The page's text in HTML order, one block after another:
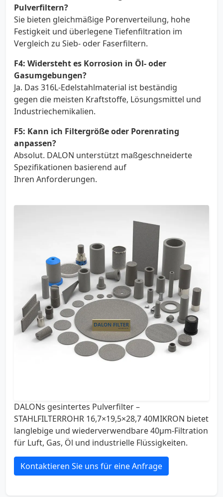
Pulverfiltern?
Sie bieten gleichmäßige Porenverteilung, hohe
Festigkeit und überlegene Tiefenfiltration im
Vergleich zu Sieb- oder Faserfiltern.
F4: Widersteht es Korrosion in Öl- oder
Gasumgebungen?
Ja. Das 316L-Edelstahlmaterial ist beständig
gegen die meisten Kraftstoffe, Lösungsmittel und
Industriechemikalien.
F5: Kann ich Filtergröße oder Porenrating
anpassen?
Absolut. DALON unterstützt maßgeschneiderte
Spezifikationen basierend auf
Ihren Anforderungen.
DALONs gesintertes Pulverfilter –
STAHLFILTERROHR 16,7×19,5×28,7 40MIKRON bietet
langlebige und wiederverwendbare 40µm-Filtration
für Luft, Gas, Öl und industrielle Flüssigkeiten.
Kontaktieren Sie uns für eine Anfrage